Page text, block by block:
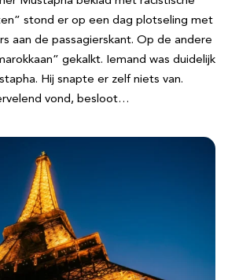
stond er op een dag plotseling met
aan de passagierskant. Op de andere
gekalkt. Iemand was duidelijk
Hij snapte er zelf niets van.
vond, besloot…